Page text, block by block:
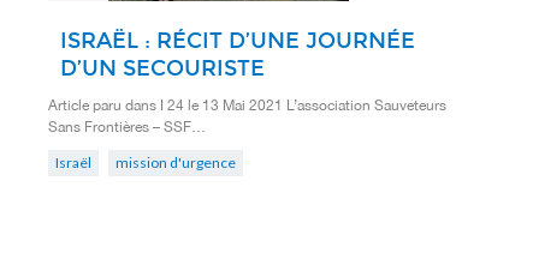
ISRAËL : RÉCIT D’UNE JOURNÉE
D’UN SECOURISTE
Article paru dans I 24 le 13 Mai 2021 L’association Sauveteurs
Sans Frontières – SSF…
Israël mission d'urgence